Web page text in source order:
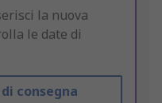
la nuova
le date di
consegna